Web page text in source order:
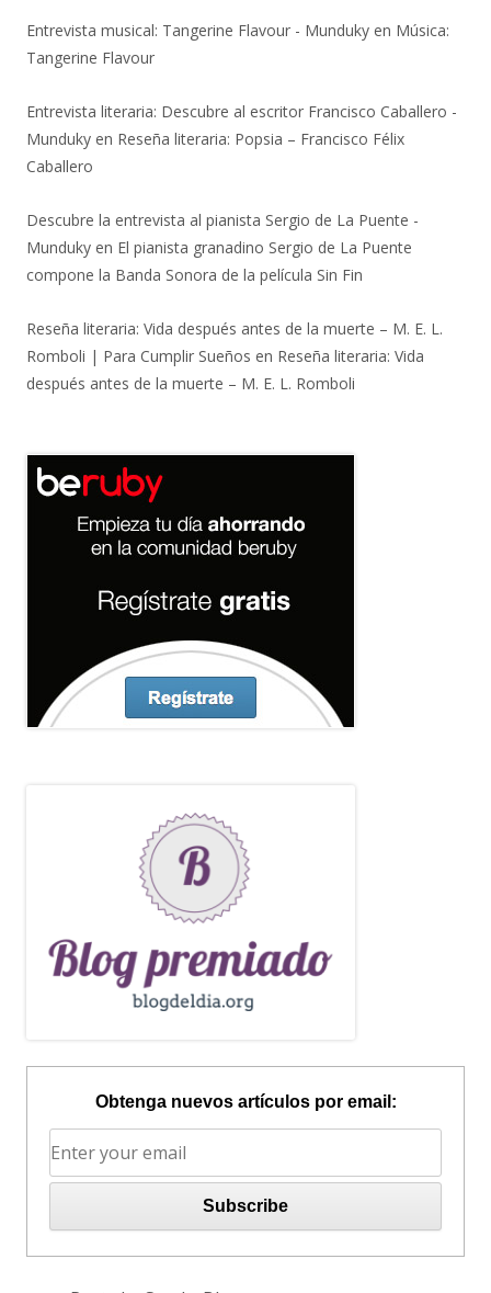
Entrevista musical: Tangerine Flavour - Munduky en Música:
Tangerine Flavour
Entrevista literaria: Descubre al escritor Francisco Caballero -
Munduky en Reseña literaria: Popsia – Francisco Félix
Caballero
Descubre la entrevista al pianista Sergio de La Puente -
Munduky en El pianista granadino Sergio de La Puente
compone la Banda Sonora de la película Sin Fin
Reseña literaria: Vida después antes de la muerte – M. E. L.
Romboli | Para Cumplir Sueños en Reseña literaria: Vida
después antes de la muerte – M. E. L. Romboli
Obtenga nuevos artículos por email: